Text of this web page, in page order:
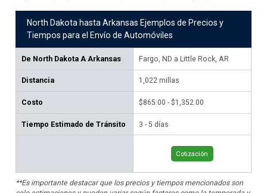
North Dakota hasta Arkansas Ejemplos de Precios y
Tiempos para el Envío de Automóviles
De North Dakota A Arkansas
Distancia
Costo
Tiempo Estimado de Tránsito
Fargo, ND a Little Rock, AR
1,022millas
$865.00 - $1,352.00
3 - 5 días
Cotización
**Es importante destacar que los precios y tiempos mencionados son